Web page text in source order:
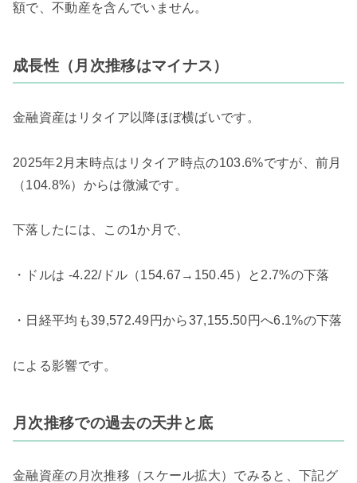
額で、不動産を含んでいません。
成長性（月次推移はマイナス）
金融資産はリタイア以降ほぼ横ばいです。
2025年2月末時点はリタイア時点の103.6%ですが、前月
（104.8%）からは微減です。
下落したには、この1か月で、
・ドルは -4.22/ドル（154.67→150.45）と2.7%の下落
・日経平均も39,572.49円から37,155.50円へ6.1%の下落
による影響です。
月次推移での過去の天井と底
金融資産の月次推移（スケール拡大）でみると、下記グ